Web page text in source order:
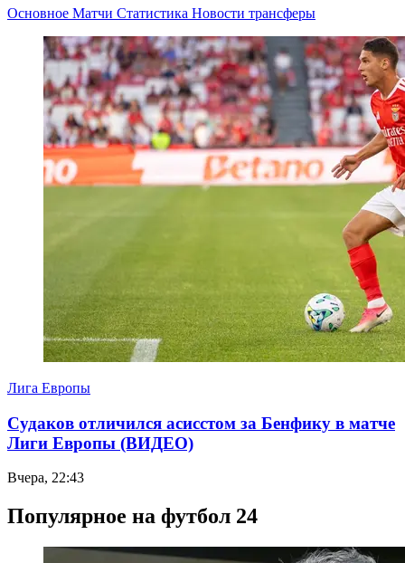
Основное Матчи Статистика Новости трансферы
Лига Европы
Судаков отличился асисстом за Бенфику в матче
Лиги Европы (ВИДЕО)
Вчера, 22:43
Популярное на футбол 24